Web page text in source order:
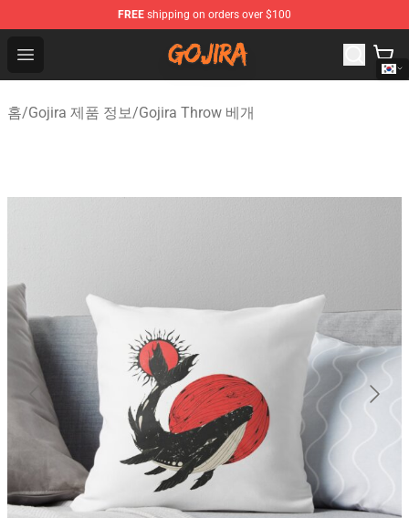
FREE shipping on orders over $100
Open menu
Gojira Shop - Official Gojira Merchandise Store
홈/Gojira 제품 정보/Gojira Throw 베개